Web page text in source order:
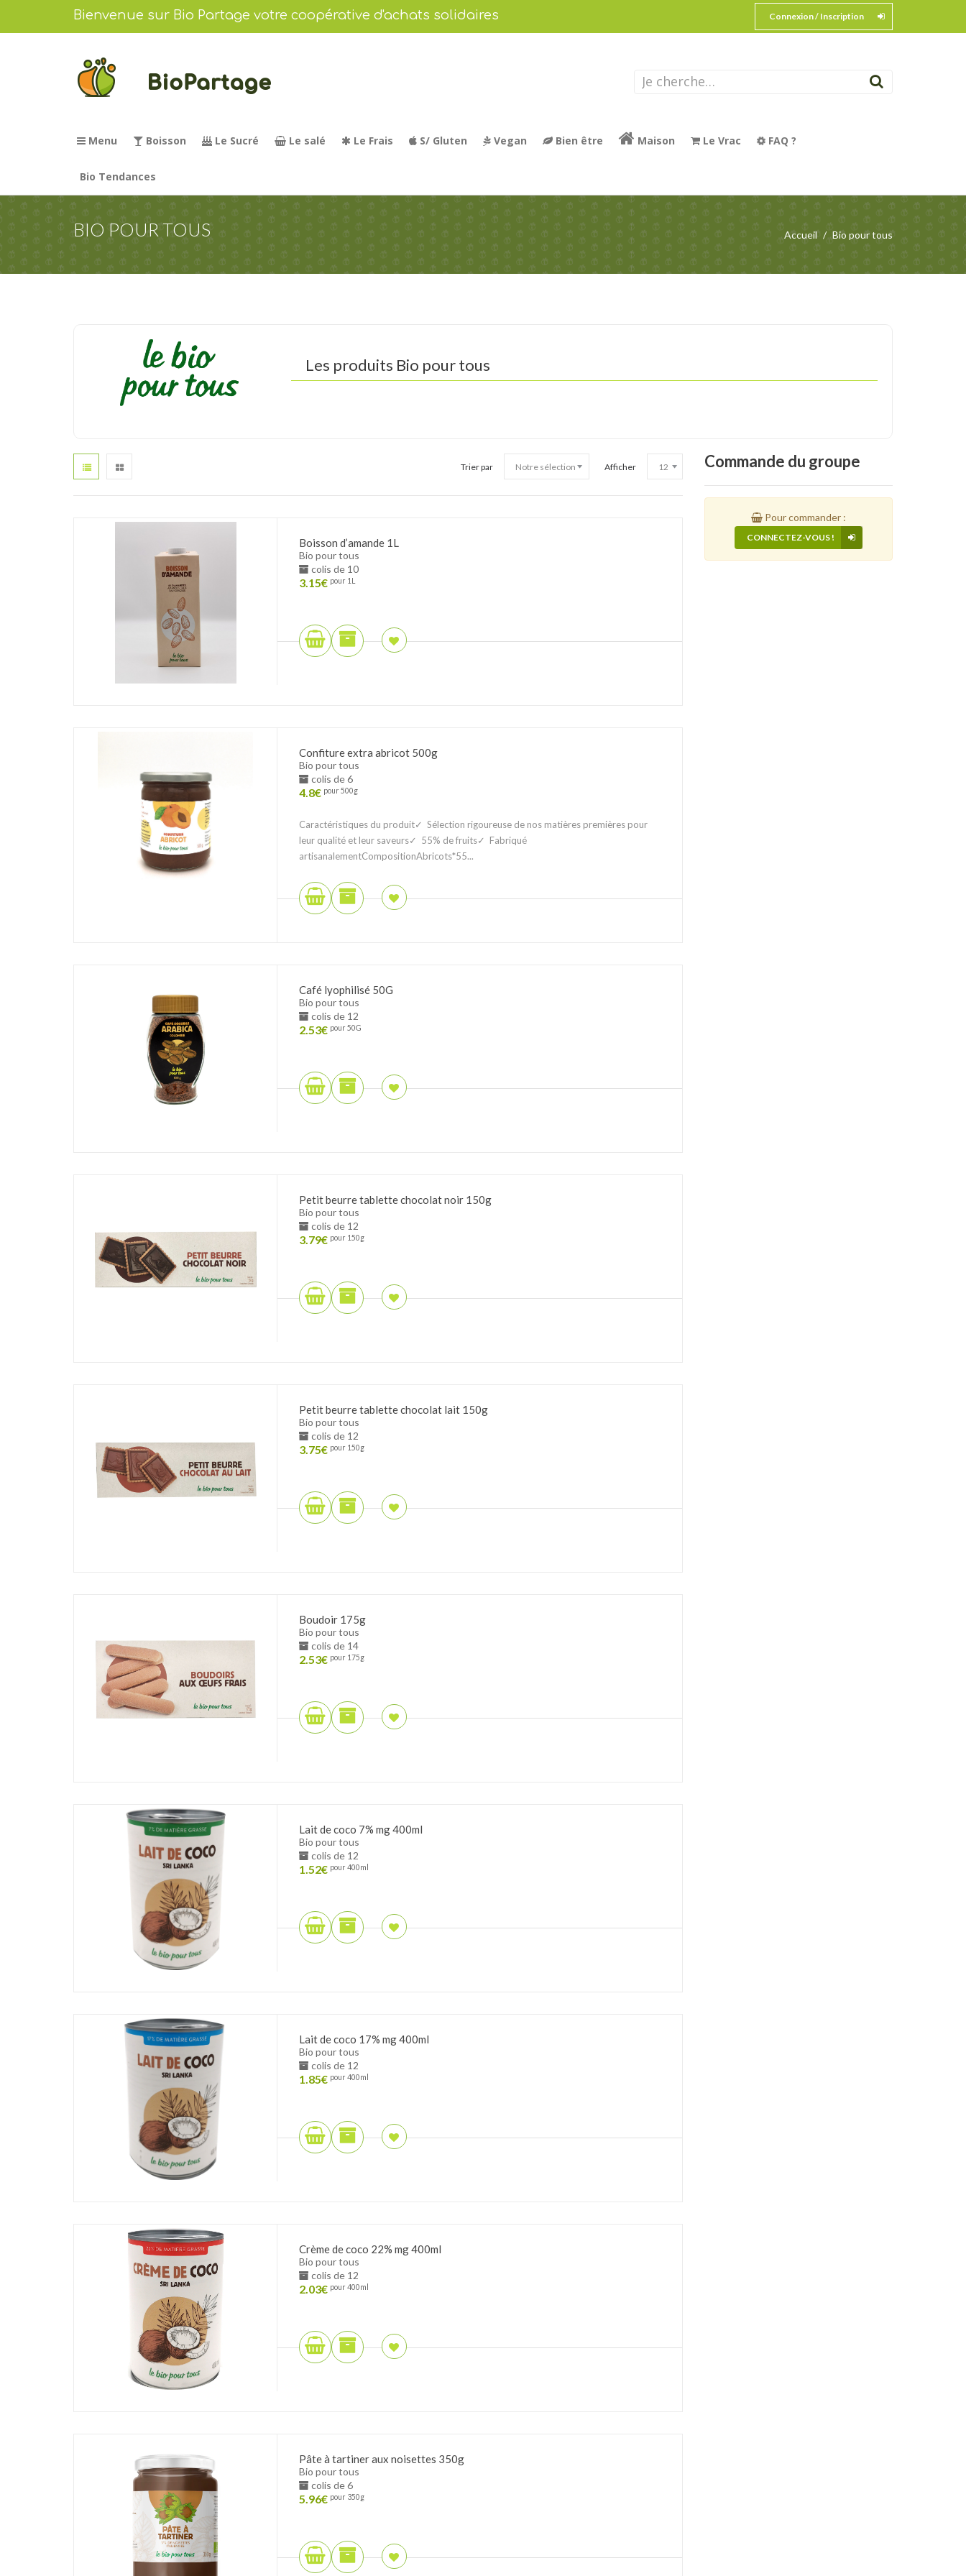
Bienvenue sur Bio Partage votre coopérative d'achats solidaires Connexion / Inscription
Menu Boisson Le Sucré Le salé Le Frais S/ Gluten Vegan Bien être Maison Le Vrac FAQ ?
Bio Tendances
BIO POUR TOUS Accueil Bio pour tous
Les produits Bio pour tous
Trier par Afficher
Boisson d’amande 1L
Bio pour tous
colis de 10
3.15€ pour 1L
Confiture extra abricot 500g
Bio pour tous
colis de 6
4.8€ pour 500g
Caractéristiques du produit✓ Sélection rigoureuse de nos matières premières pour
leur qualité et leur saveurs✓ 55% de fruits✓ Fabriqué
artisanalementCompositionAbricots*55...
Café lyophilisé 50G
Bio pour tous
colis de 12
2.53€ pour 50G
Petit beurre tablette chocolat noir 150g
Bio pour tous
colis de 12
3.79€ pour 150g
Petit beurre tablette chocolat lait 150g
Bio pour tous
colis de 12
3.75€ pour 150g
Boudoir 175g
Bio pour tous
colis de 14
2.53€ pour 175g
Lait de coco 7% mg 400ml
Bio pour tous
colis de 12
1.52€ pour 400ml
Lait de coco 17% mg 400ml
Bio pour tous
colis de 12
1.85€ pour 400ml
Crème de coco 22% mg 400ml
Bio pour tous
colis de 12
2.03€ pour 400ml
Pâte à tartiner aux noisettes 350g
Bio pour tous
colis de 6
5.96€ pour 350g
Commande du groupe
Pour commander :
CONNECTEZ-VOUS !